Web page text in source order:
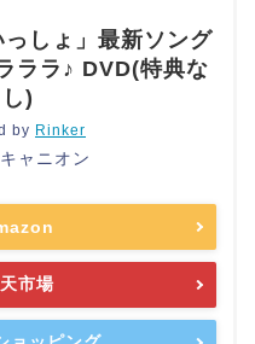
っしょ」最新ソング
ララ♪ DVD(特典な
し)
by Rinker
ャニオン
市場